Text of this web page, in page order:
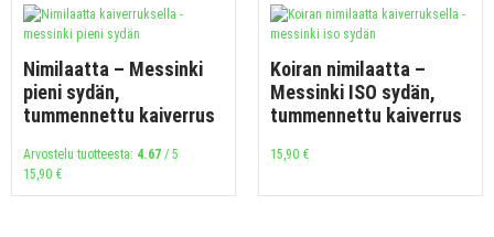
Nimilaatta – Messinki
pieni sydän,
tummennettu kaiverrus
Arvostelu tuotteesta: 4.67 / 5
15,90 €
Koiran nimilaatta –
Messinki ISO sydän,
tummennettu kaiverrus
15,90 €